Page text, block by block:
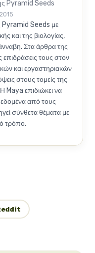
Pyramid Seeds
Pyramid Seeds με
και της βιολογίας,
Στα άρθρα της
επιδράσεις τους στον
και εργαστηριακών
στους τομείς της
Maya επιδιώκει να
από τους
σύνθετα θέματα με
τρόπο.